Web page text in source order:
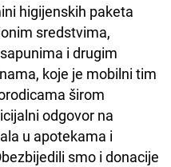
higijenskih paketa
sredstvima,
i drugim
koje je mobilni tim
širom
odgovor na
u apotekama i
smo i donacije